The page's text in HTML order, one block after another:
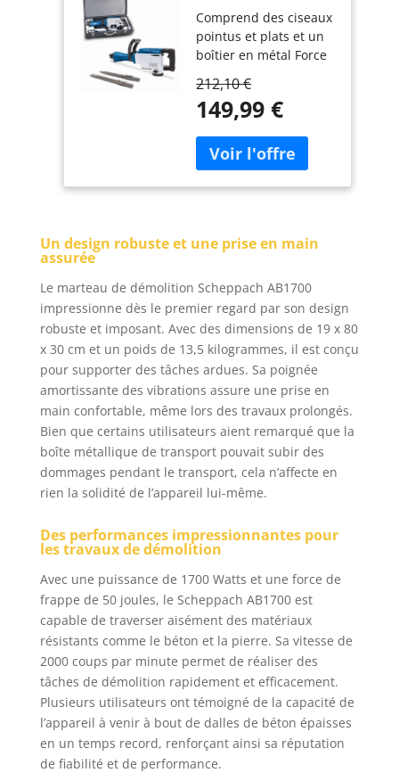
AB1700 50 J
1700W Coffret
Métallique inclus
Comprend des ciseaux
pointus et plats et un
boîtier en métal Force
Changement d'outil
facile et rapide
prise souple pour un
fonctionnement à
faible vibration La
travailler dans les
212,10 €
149,99 €
Un design robuste et une prise en main
assurée
Le marteau de démolition Scheppach AB1700
impressionne dès le premier regard par son design
robuste et imposant. Avec des dimensions de 19 x 80
x 30 cm et un poids de 13,5 kilogrammes, il est conçu
pour supporter des tâches ardues. Sa poignée
amortissante des vibrations assure une prise en
main confortable, même lors des travaux prolongés.
Bien que certains utilisateurs aient remarqué que la
boîte métallique de transport pouvait subir des
dommages pendant le transport, cela n’affecte en
rien la solidité de l’appareil lui-même.
Des performances impressionnantes pour
les travaux de démolition
Avec une puissance de 1700 Watts et une force de
frappe de 50 joules, le Scheppach AB1700 est
capable de traverser aisément des matériaux
résistants comme le béton et la pierre. Sa vitesse de
2000 coups par minute permet de réaliser des
tâches de démolition rapidement et efficacement.
Plusieurs utilisateurs ont témoigné de la capacité de
l’appareil à venir à bout de dalles de béton épaisses
en un temps record, renforçant ainsi sa réputation
de fiabilité et de performance.